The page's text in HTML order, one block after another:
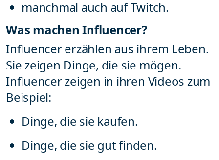
manchmal auch auf Twitch.
Was machen Influencer?
Influencer erzählen aus ihrem Leben.
Sie zeigen Dinge, die sie mögen.
Influencer zeigen in ihren Videos zum
Beispiel:
Dinge, die sie kaufen.
Dinge, die sie gut finden.